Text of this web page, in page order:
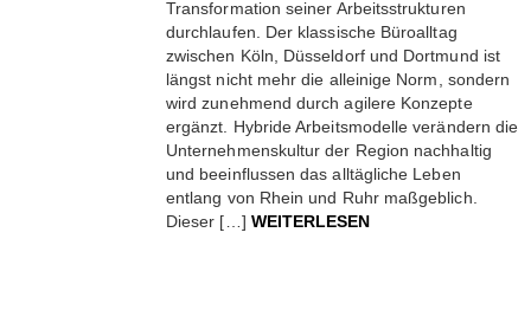
Transformation seiner Arbeitsstrukturen
durchlaufen. Der klassische Büroalltag
zwischen Köln, Düsseldorf und Dortmund ist
längst nicht mehr die alleinige Norm, sondern
wird zunehmend durch agilere Konzepte
ergänzt. Hybride Arbeitsmodelle verändern die
Unternehmenskultur der Region nachhaltig
und beeinflussen das alltägliche Leben
entlang von Rhein und Ruhr maßgeblich.
Dieser […] WEITERLESEN